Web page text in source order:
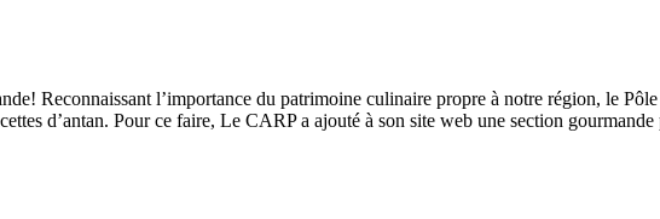
Reconnaissant l’importance du patrimoine culinaire propre à notre région, le
d’antan. Pour ce faire, Le CARP a ajouté à son site web une section